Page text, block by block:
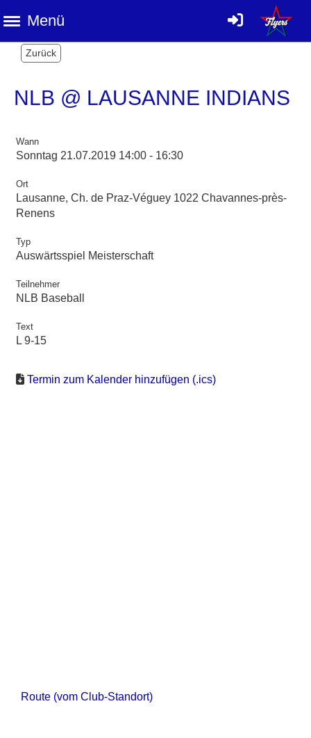
Menü
Zurück
NLB @ LAUSANNE INDIANS
Wann
Sonntag 21.07.2019 14:00 - 16:30
Ort
Lausanne, Ch. de Praz-Véguey 1022 Chavannes-près-
Renens
Typ
Auswärtsspiel Meisterschaft
Teilnehmer
NLB Baseball
Text
L 9-15
Termin zum Kalender hinzufügen (.ics)
Route (vom Club-Standort)